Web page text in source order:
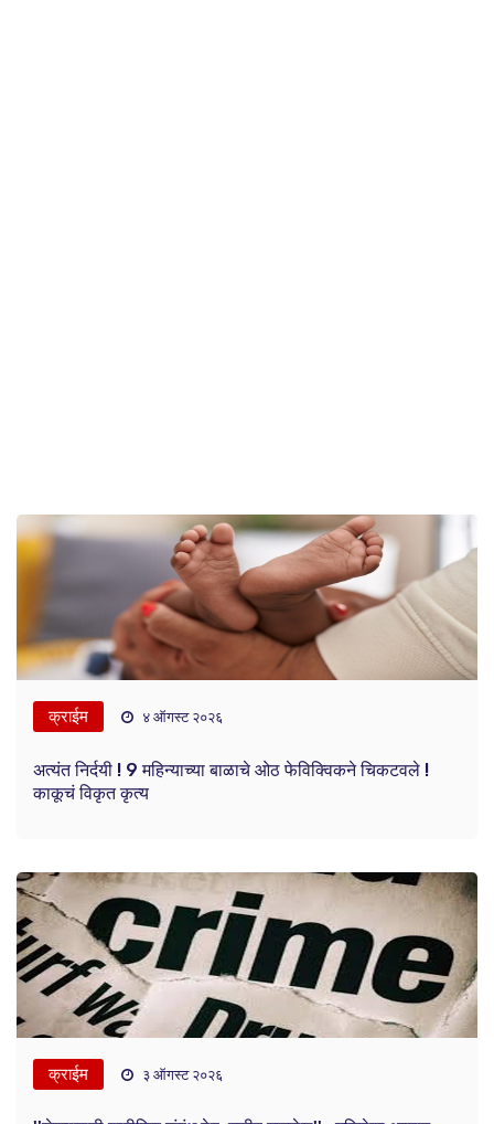
क्राईम ४ ऑगस्ट २०२६
अत्यंत निर्दयी ! 9 महिन्याच्या बाळाचे ओठ फेविक्विकने चिकटवले !
काकूचं विकृत कृत्य
क्राईम ३ ऑगस्ट २०२६